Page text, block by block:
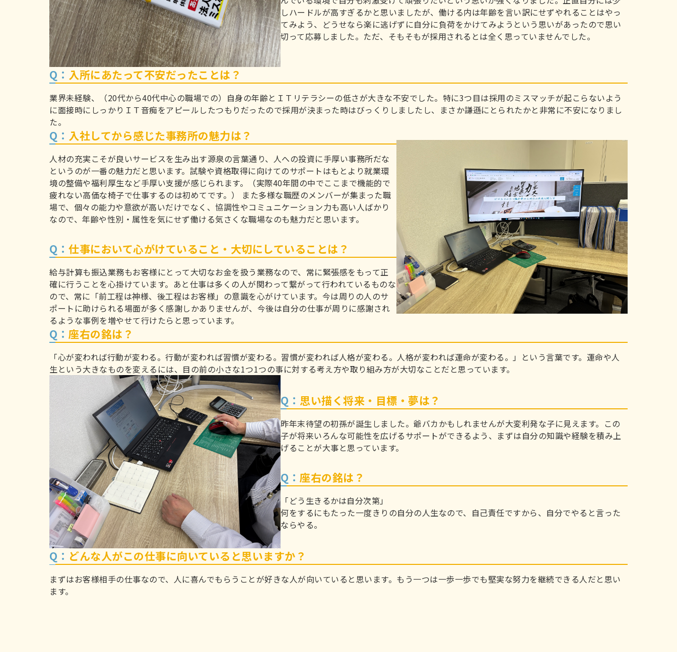
しハードルが高すぎるかと思いましたが、働ける内は年齢を言い訳にせずやれることはやっ
てみよう、どうせなら楽に逃げずに自分に負荷をかけてみようという思いがあったので思い
切って応募しました。ただ、そもそもが採用されるとは全く思っていませんでした。
Q： 入所にあたって不安だったことは？
業界未経験、（20代から40代中心の職場での）自身の年齢とＩＴリテラシーの低さが大きな不安でした。特に3つ目は採用のミスマッチが起こらないよう
に面接時にしっかりＩＴ音痴をアピールしたつもりだったので採用が決まった時はびっくりしましたし、まさか謙遜にとられたかと非常に不安になりまし
た。
Q： 入社してから感じた事務所の魅力は？
人材の充実こそが良いサービスを生み出す源泉の言葉通り、人への投資に手厚い事務所だな
というのが一番の魅力だと思います。試験や資格取得に向けてのサポートはもとより就業環
境の整備や福利厚生など手厚い支援が感じられます。（実際40年間の中でここまで機能的で
疲れない高価な椅子で仕事するのは初めてです。） また多様な職歴のメンバーが集まった職
場で、個々の能力や意欲が高いだけでなく、協調性やコミュニケーション力も高い人ばかり
なので、年齢や性別・属性を気にせず働ける気さくな職場なのも魅力だと思います。
Q： 仕事において心がけていること・大切にしていることは？
給与計算も振込業務もお客様にとって大切なお金を扱う業務なので、常に緊張感をもって正
確に行うことを心掛けています。あと仕事は多くの人が関わって繋がって行われているものな
ので、常に「前工程は神様、後工程はお客様」の意識を心がけています。今は周りの人のサ
ポートに助けられる場面が多く感謝しかありませんが、今後は自分の仕事が周りに感謝され
るような事例を増やせて行けたらと思っています。
Q： 座右の銘は？
「心が変われば行動が変わる。行動が変われば習慣が変わる。習慣が変われば人格が変わる。人格が変われば運命が変わる。」という言葉です。運命や人
生という大きなものを変えるには、目の前の小さな1つ1つの事に対する考え方や取り組み方が大切なことだと思っています。
Q： 思い描く将来・目標・夢は？
昨年末待望の初孫が誕生しました。爺バカかもしれませんが大変利発な子に見えます。この
子が将来いろんな可能性を広げるサポートができるよう、まずは自分の知識や経験を積み上
げることが大事と思っています。
Q：座右の銘は？
「どう生きるかは自分次第」
何をするにもたった一度きりの自分の人生なので、自己責任ですから、自分でやると言った
ならやる。
Q： どんな人がこの仕事に向いていると思いますか？
まずはお客様相手の仕事なので、人に喜んでもらうことが好きな人が向いていると思います。もう一つは一歩一歩でも堅実な努力を継続できる人だと思い
ます。